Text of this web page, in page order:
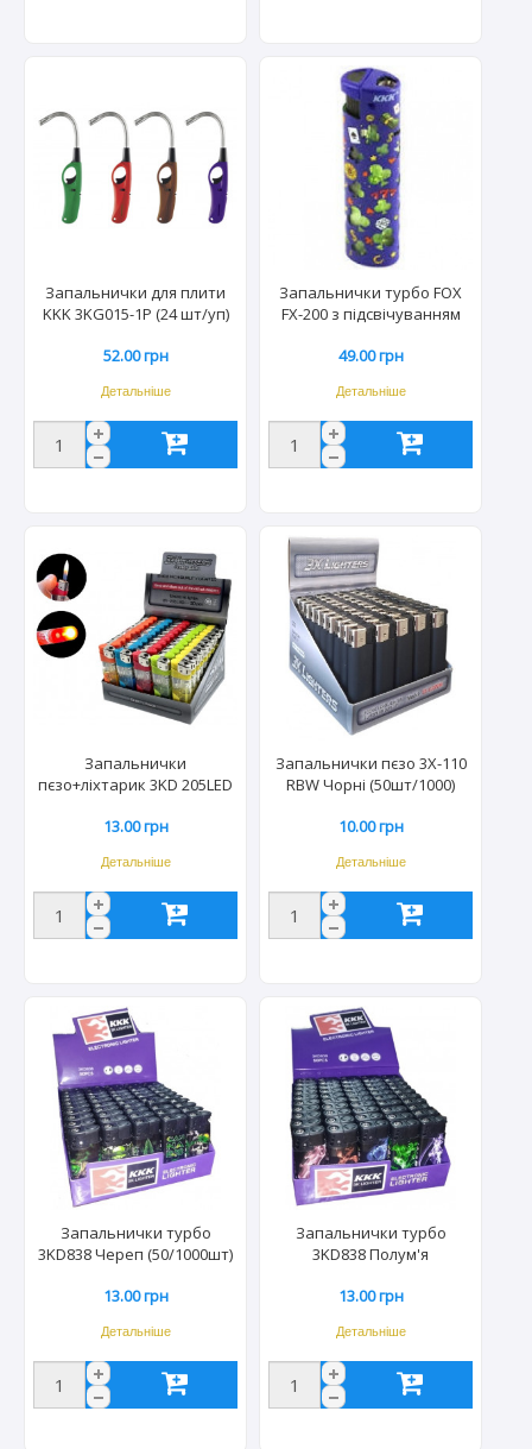
Запальнички для плити
KKK 3KG015-1P (24 шт/уп)
52.00 грн
Детальніше
Запальнички турбо FOX
FX-200 з підсвічуванням
49.00 грн
Детальніше
Запальнички
пєзо+ліхтарик 3KD 205LED
13.00 грн
Детальніше
Запальнички пєзо 3X-110
RBW Чорні (50шт/1000)
10.00 грн
Детальніше
Запальнички турбо
3KD838 Череп (50/1000шт)
13.00 грн
Детальніше
Запальнички турбо
3KD838 Полум'я
13.00 грн
Детальніше